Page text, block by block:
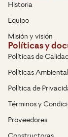
Historia
Equipo
Misión y visión
Políticas y
Políticas de Calidad
Políticas
Política de
Términos y
Proveedores